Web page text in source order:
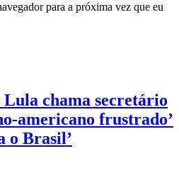
para a próxima vez que eu
chama secretário
americano frustrado’
o Brasil’